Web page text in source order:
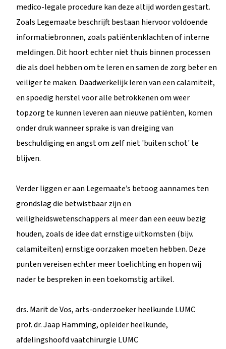
medico-legale procedure kan deze altijd worden gestart.
Zoals Legemaate beschrijft bestaan hiervoor voldoende
informatiebronnen, zoals patiëntenklachten of interne
meldingen. Dit hoort echter niet thuis binnen processen
die als doel hebben om te leren en samen de zorg beter en
veiliger te maken. Daadwerkelijk leren van een calamiteit,
en spoedig herstel voor alle betrokkenen om weer
topzorg te kunnen leveren aan nieuwe patiënten, komen
onder druk wanneer sprake is van dreiging van
beschuldiging en angst om zelf niet 'buiten schot' te
blijven.
Verder liggen er aan Legemaate’s betoog aannames ten
grondslag die betwistbaar zijn en
veiligheidswetenschappers al meer dan een eeuw bezig
houden, zoals de idee dat ernstige uitkomsten (bijv.
calamiteiten) ernstige oorzaken moeten hebben. Deze
punten vereisen echter meer toelichting en hopen wij
nader te bespreken in een toekomstig artikel.
drs. Marit de Vos, arts-onderzoeker heelkunde LUMC
prof. dr. Jaap Hamming, opleider heelkunde,
afdelingshoofd vaatchirurgie LUMC